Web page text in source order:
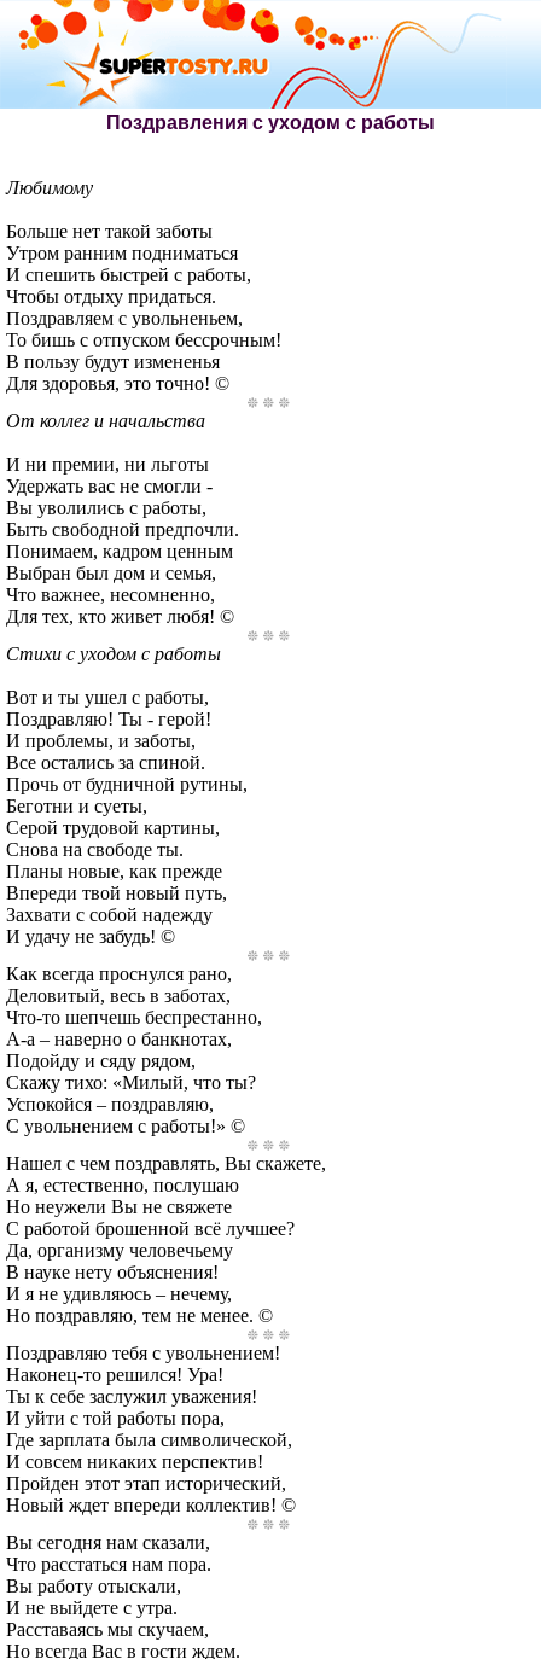
Поздравления с уходом с работы
Любимому
Больше нет такой заботы
Утром ранним подниматься
И спешить быстрей с работы,
Чтобы отдыху придаться.
Поздравляем с увольненьем,
То бишь с отпуском бессрочным!
В пользу будут измененья
Для здоровья, это точно! ©
От коллег и начальства
И ни премии, ни льготы
Удержать вас не смогли -
Вы уволились с работы,
Быть свободной предпочли.
Понимаем, кадром ценным
Выбран был дом и семья,
Что важнее, несомненно,
Для тех, кто живет любя! ©
Стихи с уходом с работы
Вот и ты ушел с работы,
Поздравляю! Ты - герой!
И проблемы, и заботы,
Все остались за спиной.
Прочь от будничной рутины,
Беготни и суеты,
Серой трудовой картины,
Снова на свободе ты.
Планы новые, как прежде
Впереди твой новый путь,
Захвати с собой надежду
И удачу не забудь! ©
Как всегда проснулся рано,
Деловитый, весь в заботах,
Что-то шепчешь беспрестанно,
А-а – наверно о банкнотах,
Подойду и сяду рядом,
Скажу тихо: «Милый, что ты?
Успокойся – поздравляю,
С увольнением с работы!» ©
Нашел с чем поздравлять, Вы скажете,
А я, естественно, послушаю
Но неужели Вы не свяжете
С работой брошенной всё лучшее?
Да, организму человечьему
В науке нету объяснения!
И я не удивляюсь – нечему,
Но поздравляю, тем не менее. ©
Поздравляю тебя с увольнением!
Наконец-то решился! Ура!
Ты к себе заслужил уважения!
И уйти с той работы пора,
Где зарплата была символической,
И совсем никаких перспектив!
Пройден этот этап исторический,
Новый ждет впереди коллектив! ©
Вы сегодня нам сказали,
Что расстаться нам пора.
Вы работу отыскали,
И не выйдете с утра.
Расставаясь мы скучаем,
Но всегда Вас в гости ждем.